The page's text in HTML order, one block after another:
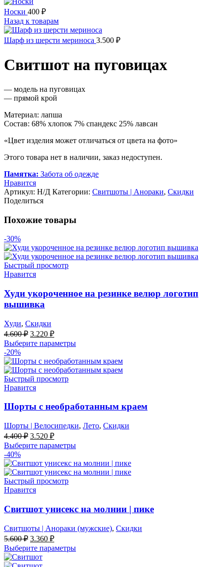
Носки 400 ₽
Назад к товарам
Шарф из шерсти мериноса 3.500 ₽
Свитшот на пуговицах
— модель на пуговицах
— прямой крой
Материал: лапша
Состав: 68% хлопок 7% спандекс 25% лавсан
«Цвет изделия может отличаться от цвета на фото»
Этого товара нет в наличии, заказ недоступен.
Памятка: Забота об одежде
Нравится
Артикул: Н/Д Категории: Свитшоты | Анораки, Скидки
Поделиться
Похожие товары
-30%
Быстрый просмотр
Нравится
Худи укороченное на резинке велюр логотип
вышивка
Худи, Скидки
4.600₽ Первоначальная
цена
составляла
4.600 ₽.
3.220 ₽Текущая
цена:
Выберите параметры
-20%
Быстрый просмотр
Нравится
Шорты с необработанным краем
Шорты | Велосипедки, Лето, Скидки
4.400₽ Первоначальная
цена
составляла
4.400 ₽.
3.520 ₽Текущая
цена:
Выберите параметры
-40%
Быстрый просмотр
Нравится
Свитшот унисекс на молнии | пике
Свитшоты | Анораки (мужские), Скидки
5.600₽ Первоначальная
цена
составляла
5.600 ₽.
3.360 ₽Текущая
цена:
Выберите параметры